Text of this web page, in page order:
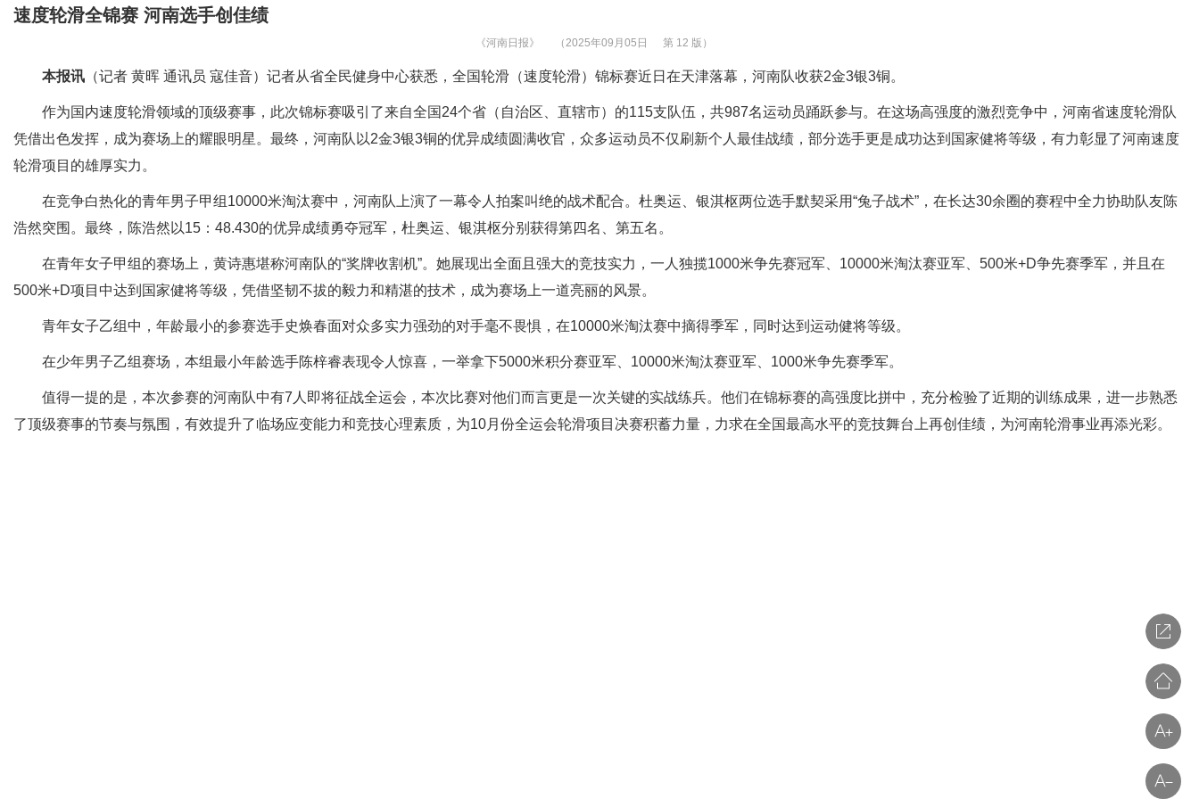
速度轮滑全锦赛 河南选手创佳绩
《河南日报》 （2025年09月05日 第 12 版）
本报讯 （记者 黄晖 通讯员 寇佳音）记者从省全民健身中心获悉，全国轮滑（速度轮滑）锦标赛近日在天津落幕，河南队收获2金3银3铜。
作为国内速度轮滑领域的顶级赛事，此次锦标赛吸引了来自全国24个省（自治区、直辖市）的115支队伍，共987名运动员踊跃参与。在这场高强度的激烈竞争中，河南省速度轮滑队
凭借出色发挥，成为赛场上的耀眼明星。最终，河南队以2金3银3铜的优异成绩圆满收官，众多运动员不仅刷新个人最佳战绩，部分选手更是成功达到国家健将等级，有力彰显了河南速度
轮滑项目的雄厚实力。
在竞争白热化的青年男子甲组10000米淘汰赛中，河南队上演了一幕令人拍案叫绝的战术配合。杜奥运、银淇枢两位选手默契采用“兔子战术”，在长达30余圈的赛程中全力协助队友陈
浩然突围。最终，陈浩然以15：48.430的优异成绩勇夺冠军，杜奥运、银淇枢分别获得第四名、第五名。
在青年女子甲组的赛场上，黄诗惠堪称河南队的“奖牌收割机”。她展现出全面且强大的竞技实力，一人独揽1000米争先赛冠军、10000米淘汰赛亚军、500米+D争先赛季军，并且在
500米+D项目中达到国家健将等级，凭借坚韧不拔的毅力和精湛的技术，成为赛场上一道亮丽的风景。
青年女子乙组中，年龄最小的参赛选手史焕春面对众多实力强劲的对手毫不畏惧，在10000米淘汰赛中摘得季军，同时达到运动健将等级。
在少年男子乙组赛场，本组最小年龄选手陈梓睿表现令人惊喜，一举拿下5000米积分赛亚军、10000米淘汰赛亚军、1000米争先赛季军。
值得一提的是，本次参赛的河南队中有7人即将征战全运会，本次比赛对他们而言更是一次关键的实战练兵。他们在锦标赛的高强度比拼中，充分检验了近期的训练成果，进一步熟悉
了顶级赛事的节奏与氛围，有效提升了临场应变能力和竞技心理素质，为10月份全运会轮滑项目决赛积蓄力量，力求在全国最高水平的竞技舞台上再创佳绩，为河南轮滑事业再添光彩。